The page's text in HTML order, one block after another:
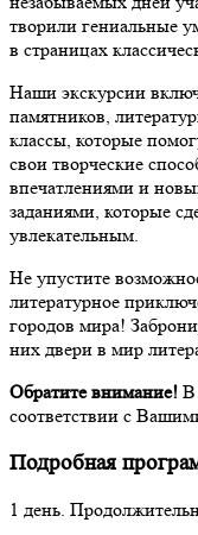
творили гениальные
в страницах
Наши экскурсии
памятников,
классы, которые
свои творческие
впечатлениями и
заданиями, которые
увлекательным.
Не упустите
литературное
городов мира!
них двери в мир
Обратите внимание! В
соответствии с
Подробная
1 день.